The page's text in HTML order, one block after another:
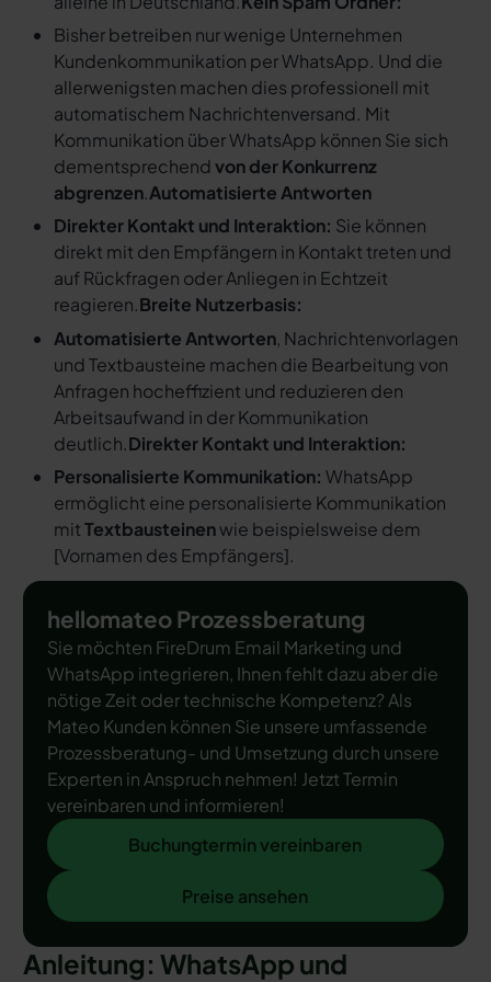
Bisher betreiben nur wenige Unternehmen
Kundenkommunikation per WhatsApp. Und die
allerwenigsten machen dies professionell mit
automatischem Nachrichtenversand. Mit
Kommunikation über WhatsApp können Sie sich
dementsprechendvon der Konkurrenz
abgrenzen.Automatisierte Antworten
Direkter Kontakt und Interaktion: Sie können
direkt mit den Empfängern in Kontakt treten und
auf Rückfragen oder Anliegen in Echtzeit
reagieren.Breite Nutzerbasis:
Automatisierte Antworten, Nachrichtenvorlagen
und Textbausteine machen die Bearbeitung von
Anfragen hocheffizient und reduzieren den
Arbeitsaufwand in der Kommunikation
deutlich.Direkter Kontakt und Interaktion:
Personalisierte Kommunikation: WhatsApp
ermöglicht eine personalisierte Kommunikation
mitTextbausteinenwie beispielsweise dem
[Vornamen des Empfängers].
hellomateo Prozessberatung
Sie möchten FireDrum Email Marketing und
WhatsApp integrieren, Ihnen fehlt dazu aber die
nötige Zeit oder technische Kompetenz? Als
Mateo Kunden können Sie unsere umfassende
Prozessberatung- und Umsetzung durch unsere
Experten in Anspruch nehmen! Jetzt Termin
vereinbaren und informieren!
Buchungtermin vereinbaren
Buchungtermin vereinbaren
Preise ansehen
Preise ansehen
Anleitung: WhatsApp und